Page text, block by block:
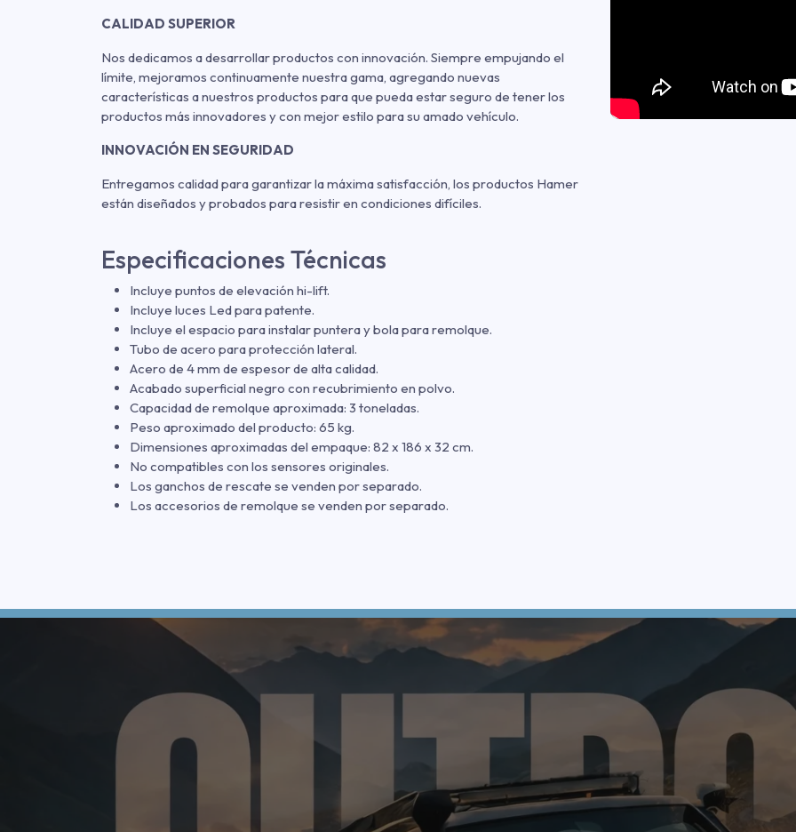
CALIDAD SUPERIOR
Nos dedicamos a desarrollar productos con innovación. Siempre empujando el
límite, mejoramos continuamente nuestra gama, agregando nuevas
características a nuestros productos para que pueda estar seguro de tener los
productos más innovadores y con mejor estilo para su amado vehículo.
INNOVACIÓN EN SEGURIDAD
Entregamos calidad para garantizar la máxima satisfacción, los productos Hamer
están diseñados y probados para resistir en condiciones difíciles.
Especificaciones Técnicas
Incluye puntos de elevación hi-lift.
Incluye luces Led para patente.
Incluye el espacio para instalar puntera y bola para remolque.
Tubo de acero para protección lateral.
Acero de 4 mm de espesor de alta calidad.
Acabado superficial negro con recubrimiento en polvo.
Capacidad de remolque aproximada: 3 toneladas.
Peso aproximado del producto: 65 kg.
Dimensiones aproximadas del empaque: 82 x 186 x 32 cm.
No compatibles con los sensores originales.
Los ganchos de rescate se venden por separado.
Los accesorios de remolque se venden por separado.